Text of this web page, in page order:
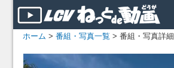
ホーム > 番組・写真一覧 > 番組・写真詳細